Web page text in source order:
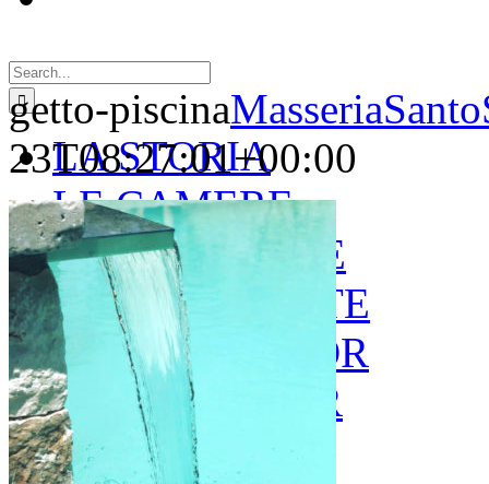
for:
LA STORIA
LE CAMERE
GOLD SUITE
GREEN SUITE
BLUE JUNIOR
RED JUNIOR
ESPERIENZE
getto-piscina
23T08:27:01+00:00